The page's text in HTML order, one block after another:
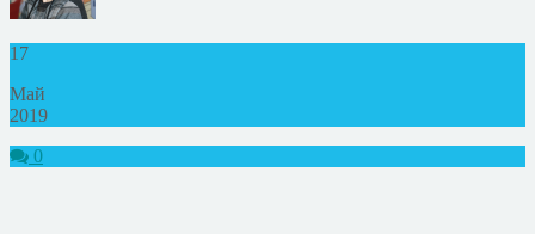
17
Май
2019
0